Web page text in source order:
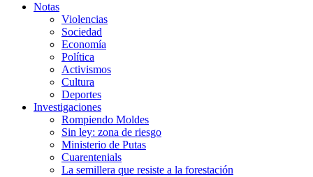
Notas
Violencias
Sociedad
Economía
Política
Activismos
Cultura
Deportes
Investigaciones
Rompiendo Moldes
Sin ley: zona de riesgo
Ministerio de Putas
Cuarentenials
La semillera que resiste a la forestación